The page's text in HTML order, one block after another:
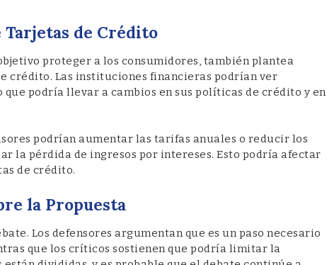
Tarjetas de Crédito
proteger a los consumidores, también plantea
crédito. Las instituciones financieras podrían ver
que podría llevar a cambios en sus políticas de crédito y en
podrían aumentar las tarifas anuales o reducir los
la pérdida de ingresos por intereses. Esto podría afectar
de crédito.
la Propuesta
Los defensores argumentan que es un paso necesario
que los críticos sostienen que podría limitar la